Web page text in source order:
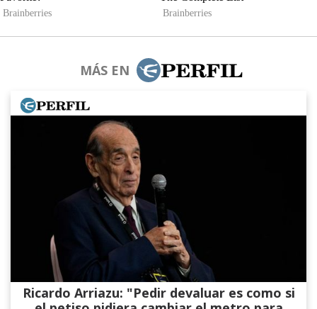
MÁS EN
Ricardo Arriazu: "Pedir devaluar es como si